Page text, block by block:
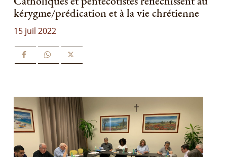
kérygme/prédication et à la vie chrétienne
15 juil 2022